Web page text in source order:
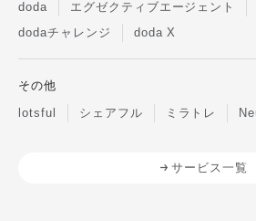
doda
エグゼクティブエージェント
dodaチャレンジ
doda X
その他
lotsful
シェアフル ミラトレ
サービス一覧